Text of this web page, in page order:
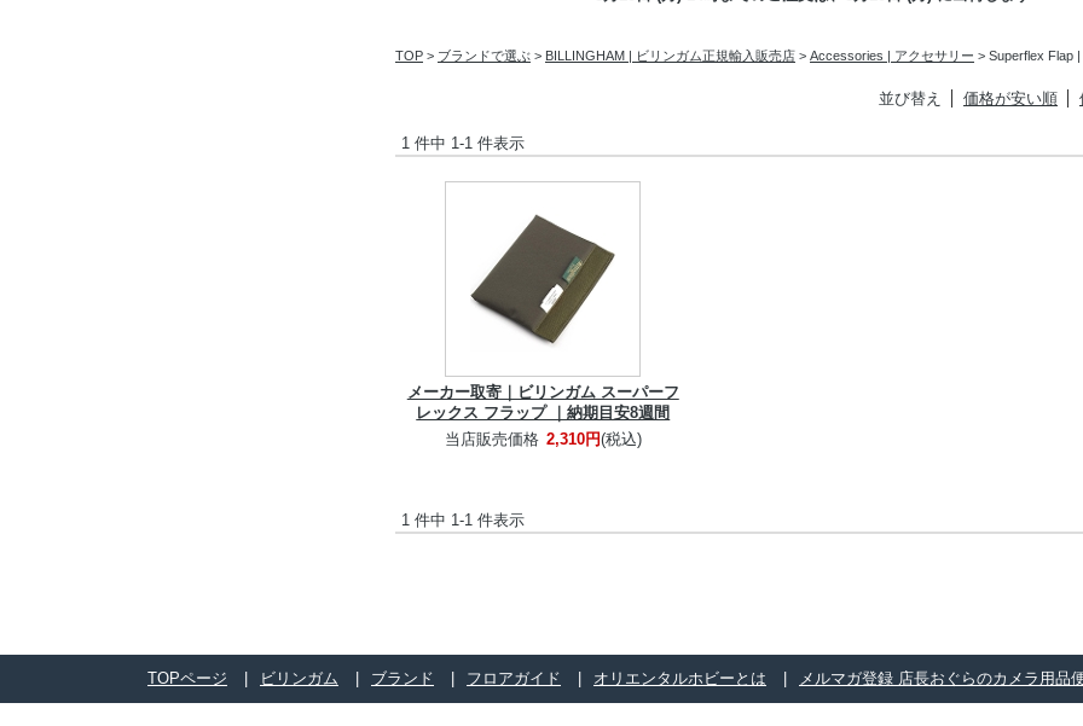
TOP > ブランドで選ぶ > BILLINGHAM | ビリンガム正規輸入販売店 > Accessories | アクセサリー > Superflex Flap
並び替え 価格が安い順
1 件中 1-1 件表示
メーカー取寄｜ビリンガム スーパーフ
レックス フラップ ｜納期目安8週間
当店販売価格 2,310円(税込)
1 件中 1-1 件表示
TOPページ ビリンガム ブランド フロアガイド オリエンタルホビーとは メルマガ登録 店長おぐらのカメラ用品